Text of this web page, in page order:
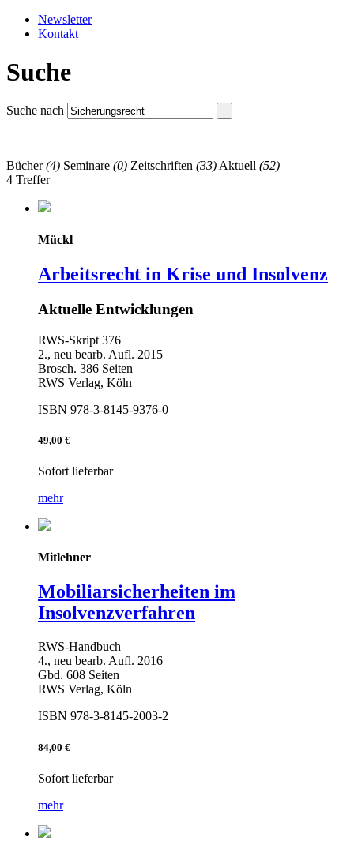
Newsletter
Kontakt
Suche
Suche nach
Bücher(4) Seminare (0) Zeitschriften (33)Aktuell (52)
4 Treffer
Mückl
Arbeitsrecht in Krise und Insolvenz
Aktuelle Entwicklungen
RWS-Skript 376
2., neu bearb. Aufl. 2015
Brosch. 386 Seiten
RWS Verlag, Köln
ISBN 978-3-8145-9376-0
49,00 €
Sofort lieferbar
mehr
Mitlehner
Mobiliarsicherheiten im
Insolvenzverfahren
RWS-Handbuch
4., neu bearb. Aufl. 2016
Gbd. 608 Seiten
RWS Verlag, Köln
ISBN 978-3-8145-2003-2
84,00 €
Sofort lieferbar
mehr